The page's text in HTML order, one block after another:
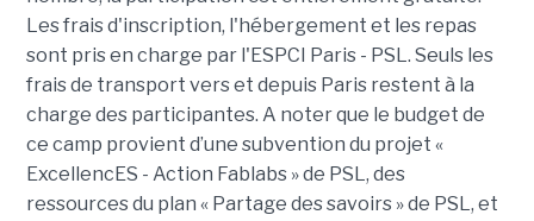
Les frais d'inscription, l'hébergement et les repas
sont pris en charge par l'ESPCI Paris - PSL. Seuls les
frais de transport vers et depuis Paris restent à la
charge des participantes. A noter que le budget de
ce camp provient d’une subvention du projet «
ExcellencES - Action Fablabs » de PSL, des
ressources du plan « Partage des savoirs » de PSL, et